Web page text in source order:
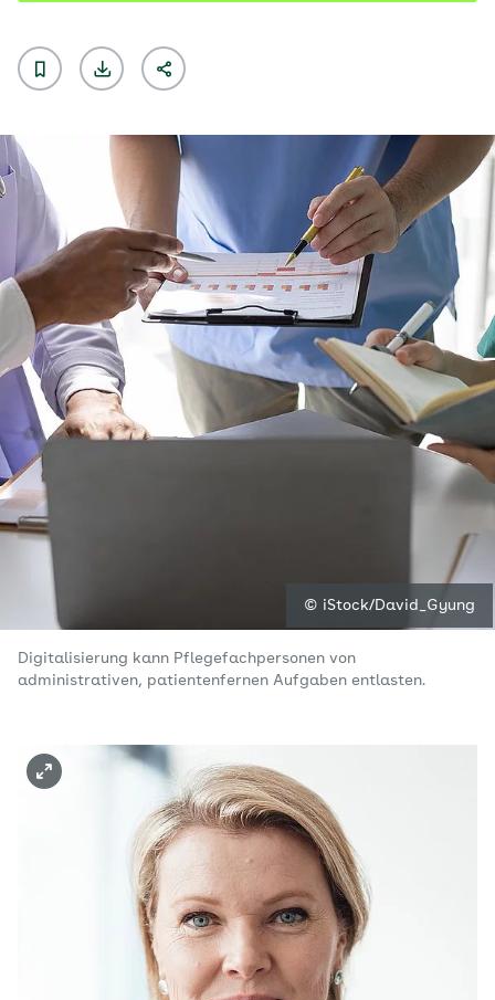
© iStock/David_Gyung
Digitalisierung kann Pflegefachpersonen von
administrativen, patientenfernen Aufgaben entlasten.